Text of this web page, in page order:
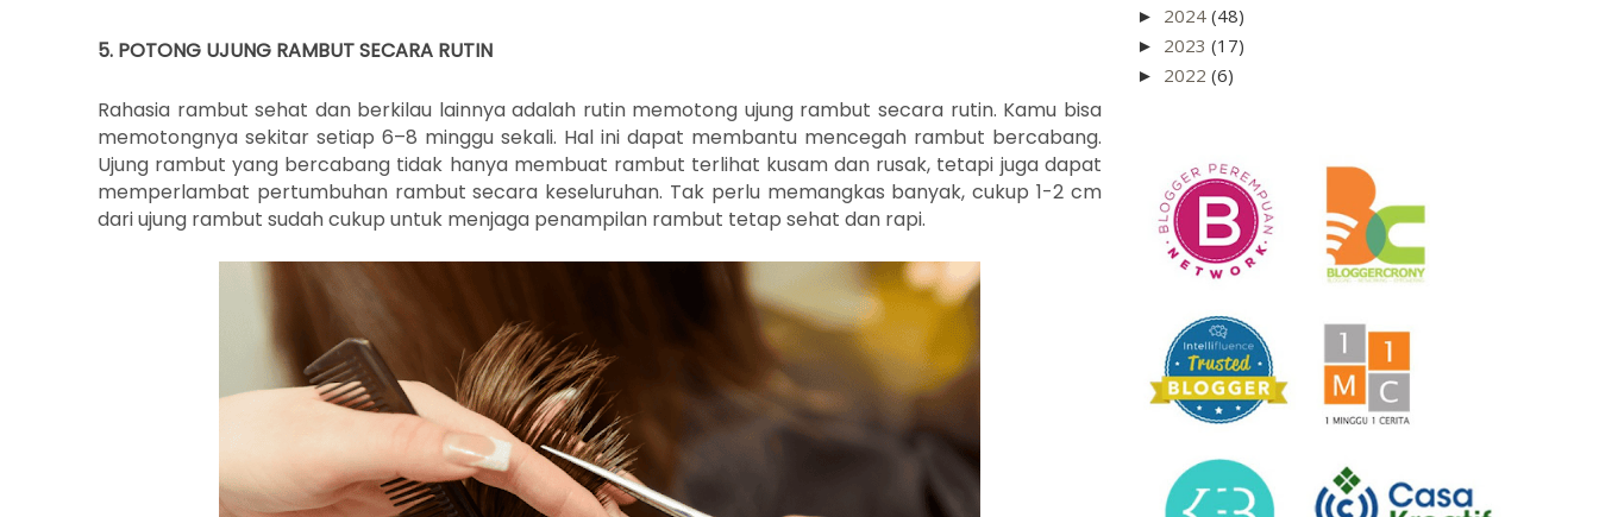
5. POTONG UJUNG RAMBUT SECARA RUTIN
Rahasia rambut sehat dan berkilau lainnya adalah rutin memotong ujung rambut secara rutin. Kamu bisa
memotongnya sekitar setiap 6–8 minggu sekali. Hal ini dapat membantu mencegah rambut bercabang.
Ujung rambut yang bercabang tidak hanya membuat rambut terlihat kusam dan rusak, tetapi juga dapat
memperlambat pertumbuhan rambut secara keseluruhan. Tak perlu memangkas banyak, cukup 1-2 cm
dari ujung rambut sudah cukup untuk menjaga penampilan rambut tetap sehat dan rapi.
► 2024(48)
► 2023(17)
► 2022(6)